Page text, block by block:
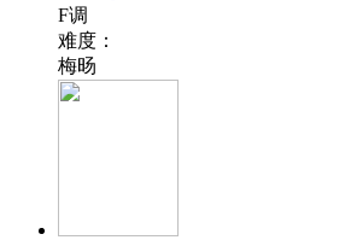
F调
难度：
梅旸